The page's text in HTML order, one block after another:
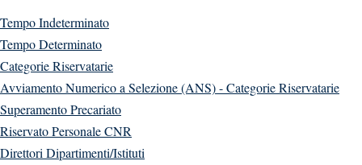
Tempo Indeterminato
Tempo Determinato
Categorie Riservatarie
Avviamento Numerico a Selezione (ANS) - Categorie Riservatarie
Superamento Precariato
Riservato Personale CNR
Direttori Dipartimenti/Istituti